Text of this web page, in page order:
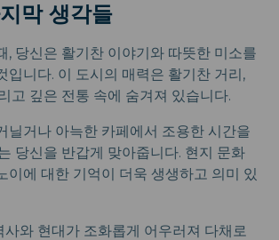
막 생각들
, 당신은 활기찬 이야기와 따뜻한 미소를
입니다. 이 도시의 매력은 활기찬 거리,
고 깊은 전통 속에 숨겨져 있습니다.
닐거나 아늑한 카페에서 조용한 시간을
당신을 반갑게 맞아줍니다. 현지 문화
이에 대한 기억이 더욱 생생하고 의미 있
와 현대가 조화롭게 어우러져 다채로